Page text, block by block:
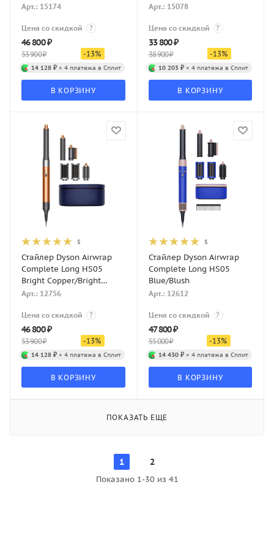
Арт.: 15174
Цена со скидкой ?
46 800₽
53 900₽ -13%
14 128 ₽ × 4 платежа в Сплит
В КОРЗИНУ
Арт.: 15078
Цена со скидкой ?
33 800₽
38 900₽ -13%
10 203 ₽× 4 платежа в Сплит
В КОРЗИНУ
5
Стайлер Dyson Airwrap
Complete Long HS05
Bright Copper/Bright
Nickel
Арт.: 12756
Цена со скидкой ?
46 800₽
53 900₽ -13%
14 128 ₽ × 4 платежа в Сплит
В КОРЗИНУ
5
Стайлер Dyson Airwrap
Complete Long HS05
Blue/Blush
Арт.: 12612
Цена со скидкой ?
47 800₽
55 000₽ -13%
14 430 ₽× 4 платежа в Сплит
В КОРЗИНУ
ПОКАЗАТЬ ЕЩЕ
1 2
Показано 1-30 из 41